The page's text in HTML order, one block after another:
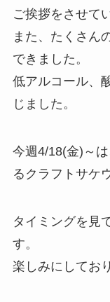
ご挨拶をさせて
また、たくさん
できました。
低アルコール、
じました。
今週4/18(金)～
るクラフトサケ
タイミングを見
す。
楽しみにしてお